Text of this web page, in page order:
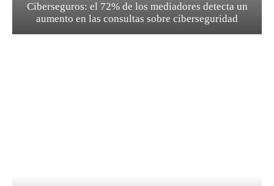
Ciberseguros: el 72% de los mediadores detecta un
aumento en las consultas sobre ciberseguridad